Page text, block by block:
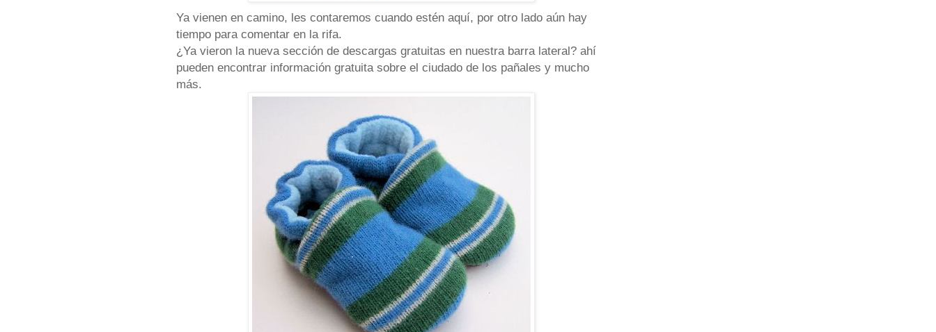
Ya vienen en camino, les contaremos cuando estén aquí, por otro lado aún hay
tiempo para comentar en la rifa.
¿Ya vieron la nueva sección de descargas gratuitas en nuestra barra lateral? ahí
pueden encontrar información gratuita sobre el ciudado de los pañales y mucho
más.